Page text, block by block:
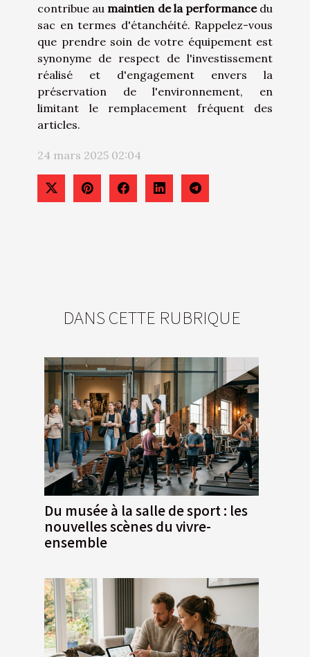
contribue au maintien de la performancedu
sac en termes d'étanchéité. Rappelez-vous
que prendre soin de votre équipement est
synonyme de respect de l'investissement
réalisé et d'engagement envers la
préservation de l'environnement, en
limitant le remplacement fréquent des
articles.
24 mars 2025 02:04
DANS CETTE RUBRIQUE
Du musée à la salle de sport : les
nouvelles scènes du vivre-
ensemble